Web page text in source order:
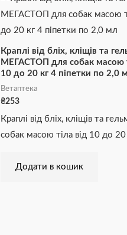
Краплі від бліх, кліщів та
МЕГАСТОП для собак масою
10 до 20 кг 4 піпетки по 2,0
Ветаптека
₴253
Краплі від бліх, кліщів та
собак масою тіла від 10 до 20
Додати в кошик